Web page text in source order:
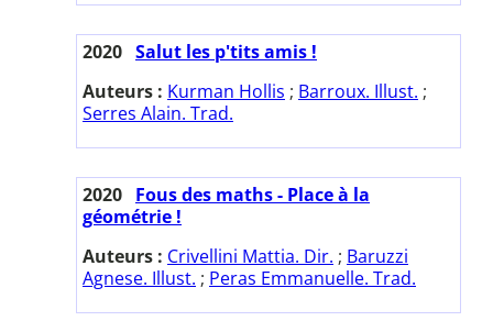
2020 Salut les p'tits amis !
Auteurs : Kurman Hollis ; Barroux. Illust. ;
Serres Alain. Trad.
2020 Fous des maths - Place à la
géométrie !
Auteurs : Crivellini Mattia. Dir. ; Baruzzi
Agnese. Illust. ; Peras Emmanuelle. Trad.